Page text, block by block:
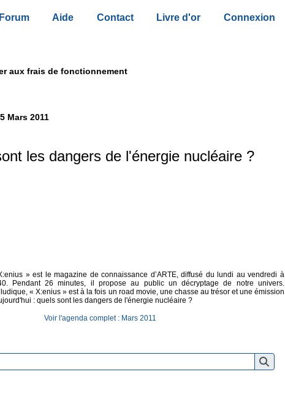
Forum Aide Contact Livre d'or Connexion
aux frais de fonctionnement
Mars 2011
les dangers de l'énergie nucléaire ?
» est le magazine de connaissance d’ARTE, diffusé du lundi au vendredi à
Pendant 26 minutes, il propose au public un décryptage de notre univers.
« X:enius » est à la fois un road movie, une chasse au trésor et une émission
: quels sont les dangers de l'énergie nucléaire ?
Voir l'agenda complet : Mars 2011